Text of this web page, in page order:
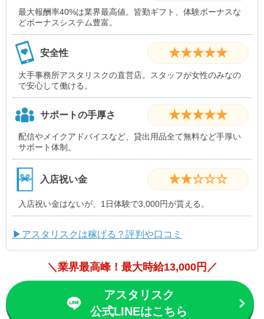
最大報酬率40%は業界最高値。皆勤ギフト、体験ボーナスな
どボーナスシステム豊富。
安全性 ★★★★★
大手事務所アスタリスクの直営店。スタッフが女性のみなの
で安心して働ける。
サポートの手厚さ ★★★★★
配信やメイクアドバイスなど、貸出用品全て無料など手厚い
サポート体制。
入店祝い金 ★★☆☆☆
入店祝い金はないが、1日体験で3,000円が貰える。
▶アスタリスクは稼げる？評判や口コミ
＼業界最高峰！最大時給13,000円／
アスタリスク
公式LINEはこちら